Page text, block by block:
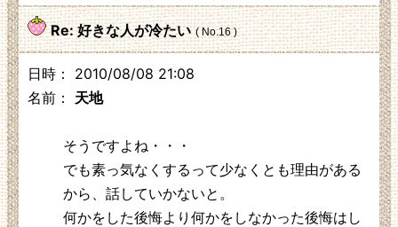
Re: 好きな人が冷たい ( No.16 )
日時： 2010/08/08 21:08
名前： 天地
そうですよね・・・
でも素っ気なくするって少なくとも理由がある
から、話していかないと。
何かをした後悔より何かをしなかった後悔はし